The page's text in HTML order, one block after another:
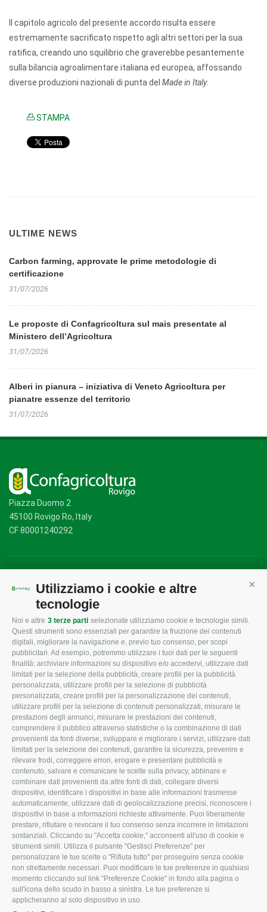
Utilizziamo i cookie e altre
tecnologie
Noi e altre 3 terze parti selezionate utilizziamo cookie e tecnologie simili.
Questi strumenti sono essenziali per garantire la fruizione dei contenuti
digitali, migliorare la navigazione e, previo tuo consenso, per scopi
pubblicitari. Ad esempio, potremmo utilizzare i tuoi dati per le seguenti
finalità: archiviare informazioni su dispositivo e/o accedervi, utilizzare dati
limitati per la selezione della pubblicità, creare profili per la pubblicità
personalizzata, utilizzare profili per la selezione di pubblicità
personalizzata, creare profili per la personalizzazione dei contenuti,
utilizzare profili per la selezione di contenuti personalizzati, misurare le
prestazioni degli annunci, misurare le prestazioni dei contenuti,
comprendere il pubblico attraverso statistiche o la combinazione di dati
provenienti da fonti diverse, sviluppare e migliorare i servizi, utilizzare dati
limitati per la selezione dei contenuti, garantire la sicurezza, prevenire e
rilevare frodi, correggere errori, erogare e presentare pubblicità e
contenuto, salvare e comunicare le scelte sulla privacy, abbinare e
combinare dati provenienti da altre fonti di dati, collegare diversi
dispositivi, identificare i dispositivi in base alle informazioni trasmesse
automaticamente, utilizzare dati di geolocalizzazione precisi, riconoscere i
dispositivi in base a informazioni richieste attivamente. Puoi liberamente
prestare, rifiutare o revocare il tuo consenso senza incorrere in limitazioni
sostanziali. Cliccando su "Accetta cookie," acconsenti all'uso di cookie e
strumenti simili. Utilizza il pulsante "Gestisci Preferenze" per
personalizzare le tue scelte o "Rifiuta tutto" per proseguire senza cookie
non strettamente necessari. Puoi modificare le tue preferenze in qualsiasi
momento cliccando sul link "Preferenze Cookie" in fondo alla pagina o
sull'icona dello scudo in basso a sinistra. Le tue preferenze si
applicheranno al solo dispositivo in uso.
Il capitolo agricolo del presente accordo risulta essere
estremamente sacrificato rispetto agli altri settori per la sua
ratifica, creando uno squilibrio che graverebbe pesantemente
sulla bilancia agroalimentare italiana ed europea, affossando
diverse produzioni nazionali di punta del Made in Italy.
STAMPA
ULTIME NEWS
Carbon farming, approvate le prime metodologie di
certificazione
31/07/2026
Le proposte di Confagricoltura sul mais presentate al
Ministero dell’Agricoltura
31/07/2026
Alberi in pianura – iniziativa di Veneto Agricoltura per
pianatre essenze del territorio
31/07/2026
Piazza Duomo 2
45100 Rovigo Ro, Italy
CF 80001240292
CONFAGRICOLTURA
ROVIGO
L'Associazione
Missione e Progetto
Organigramma aziendale
I Nostri Servizi
Uffici della Sede
provinciale
Le Sedi di Zona
Agricoltori S.r.l.
Whistleblowing
Confagricoltura Rovigo e
Agricoltori srl
CONFAGRICOLTURA
INFORMA
Tecnico
Fiscale
Lavoro
Ambiente
Associazione
CONFAGRICOLTURA
ATTIVA
Notizie in evidenza
Eventi
Comunicati Stampa
Video
Iscrizione Newsletter
Newsletter